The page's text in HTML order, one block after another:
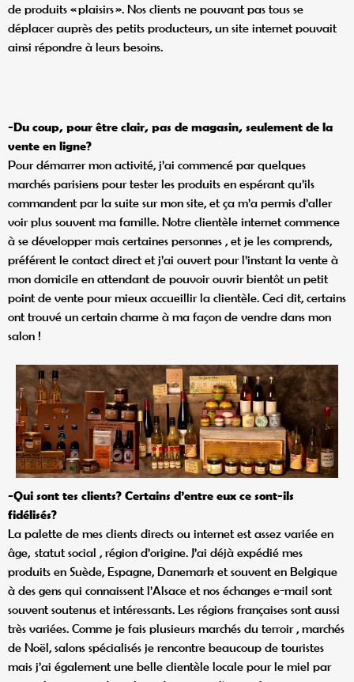
de produits « plaisirs ». Nos clients ne pouvant pas tous se
déplacer auprès des petits producteurs, un site internet pouvait
ainsi répondre à leurs besoins.
-Du coup, pour être clair, pas de magasin, seulement de la
vente en ligne?
Pour démarrer mon activité, j’ai commencé par quelques
marchés parisiens pour tester les produits en espérant qu’ils
commandent par la suite sur mon site, et ça m’a permis d’aller
voir plus souvent ma famille. Notre clientèle internet commence
à se développer mais certaines personnes , et je les comprends,
préférent le contact direct et j’ai ouvert pour l’instant la vente à
mon domicile en attendant de pouvoir ouvrir bientôt un petit
point de vente pour mieux accueillir la clientèle. Ceci dit, certains
ont trouvé un certain charme à ma façon de vendre dans mon
salon !
-Qui sont tes clients? Certains d’entre eux ce sont-ils
fidélisés?
La palette de mes clients directs ou internet est assez variée en
âge, statut social , région d’origine. J’ai déjà expédié mes
produits en Suède, Espagne, Danemark et souvent en Belgique
à des gens qui connaissent l’Alsace et nos échanges e-mail sont
souvent soutenus et intéressants. Les régions françaises sont aussi
très variées. Comme je fais plusieurs marchés du terroir , marchés
de Noël, salons spécialisés je rencontre beaucoup de touristes
mais j’ai également une belle clientèle locale pour le miel par